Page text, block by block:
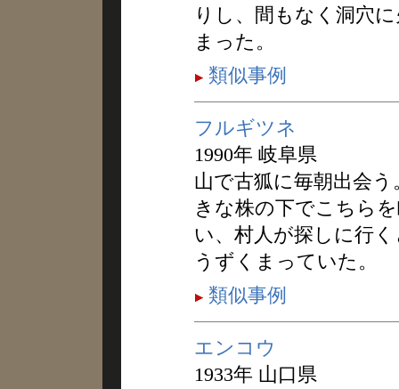
りし、間もなく洞穴
まった。
類似事例
フルギツネ
1990年 岐阜県
山で古狐に毎朝出会
きな株の下でこちら
い、村人が探しに行
うずくまっていた。
類似事例
エンコウ
1933年 山口県